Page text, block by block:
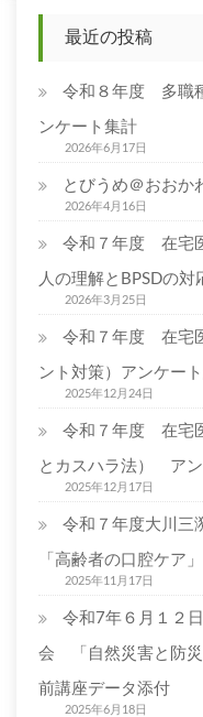
護
従
者
修
会
「高
齢
者
の
口
腔
ケ
ア」
ア
ン
ー
ト
結
は
ナ
ー
シ
ョ
ン
最近の投稿
令和８年度 多職
ンケート集計
2026年6月17日
とびうめ＠おおか
2026年4月16日
令和７年度 在宅
人の理解とBPSDの
2026年3月25日
令和７年度 在宅
ント対策）アンケー
2025年12月24日
令和７年度 在宅
とカスハラ法） ア
2025年12月17日
令和７年度大川三
「高齢者の口腔ケア
2025年11月17日
令和7年６月１２
会 「自然災害と防災
前講座データ添付
2025年6月18日